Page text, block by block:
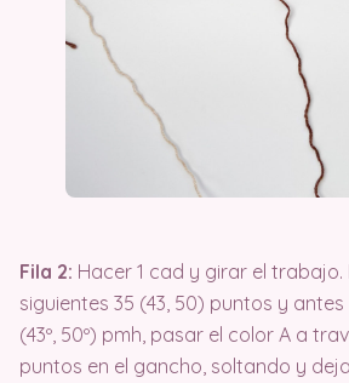
Fila 2: Hacer 1 cad y girar el trabajo.
siguientes 35 (43, 50) puntos y antes
(43º, 50º) pmh, pasar el color A a
puntos en el gancho, soltando y